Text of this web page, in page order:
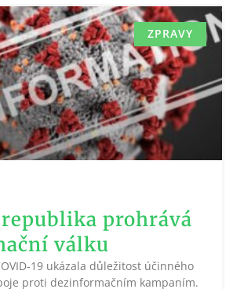
ZPRAVY
republika prohrává
válku
19 ukázala důležitost účinného
proti dezinformačním kampaním.